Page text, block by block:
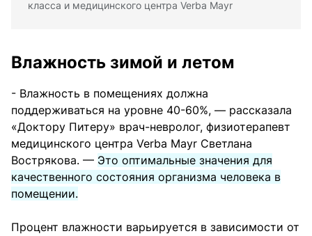
класса и медицинского центра Verba Mayr
Влажность зимой и летом
- Влажность в помещениях должна
поддерживаться на уровне 40-60%, — рассказала
«Доктору Питеру» врач-невролог, физиотерапевт
медицинского центра Verba Mayr Светлана
Вострякова. — Это оптимальные значения для
качественного состояния организма человека в
помещении.
Процент влажности варьируется в зависимости от